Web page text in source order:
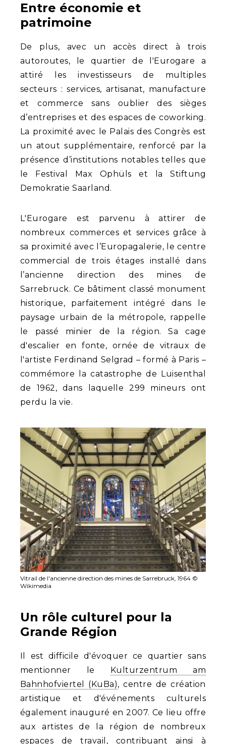
Entre économie et
patrimoine
De plus, avec un accès direct à trois
autoroutes, le quartier de l'Eurogare a
attiré les investisseurs de multiples
secteurs : services, artisanat, manufacture
et commerce sans oublier des sièges
d’entreprises et des espaces de coworking.
La proximité avec le Palais des Congrès est
un atout supplémentaire, renforcé par la
présence d’institutions notables telles que
le Festival Max Ophüls et la Stiftung
Demokratie Saarland.
L'Eurogare est parvenu à attirer de
nombreux commerces et services grâce à
sa proximité avec l’Europagalerie, le centre
commercial de trois étages installé dans
l’ancienne direction des mines de
Sarrebruck. Ce bâtiment classé monument
historique, parfaitement intégré dans le
paysage urbain de la métropole, rappelle
le passé minier de la région. Sa cage
d'escalier en fonte, ornée de vitraux de
l'artiste Ferdinand Selgrad – formé à Paris –
commémore la catastrophe de Luisenthal
de 1962, dans laquelle 299 mineurs ont
perdu la vie.
Vitrail de l'ancienne direction des mines de Sarrebruck, 1964 ©
Wikimedia
Un rôle culturel pour la
Grande Région
Il est difficile d'évoquer ce quartier sans
mentionner le
Kulturzentrum am
Bahnhofviertel (KuBa), centre de création
artistique et d'événements culturels
également inauguré en 2007. Ce lieu offre
aux artistes de la région de nombreux
espaces de travail, contribuant ainsi à